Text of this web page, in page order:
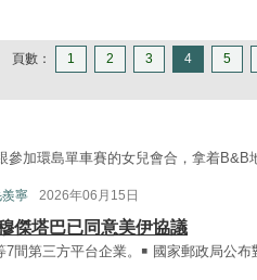
頁數： 1 2 3 4 5
參加環島單車賽的女兒會合，拿着B&B
寧 2026年06月15日
傑塔巴已同意美伊協議
7間第三方平台企業。￭ 國家郵政局公